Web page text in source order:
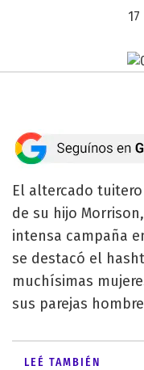
El altercado
de su hijo Morrison,
intensa campaña
se destacó el
muchísimas
sus parejas
LEÉ TAMBIÉN